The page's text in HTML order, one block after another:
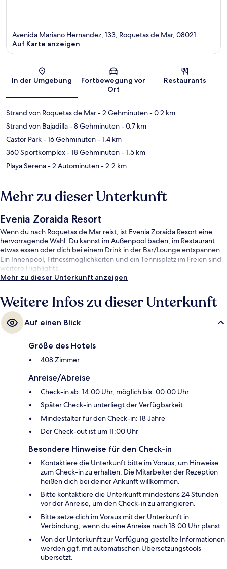
Karte
Avenida Mariano Hernandez, 133, Roquetas de Mar, 08021
Auf Karte anzeigen
In der Umgebung
Fortbewegung vor
Ort
Restaurants
Strand von Roquetas de Mar- 2 Gehminuten- 0.2 km
Strand von Bajadilla- 8 Gehminuten- 0.7 km
Castor Park- 16 Gehminuten- 1.4 km
360 Sportkomplex- 18 Gehminuten- 1.5 km
Playa Serena- 2 Autominuten- 2.2 km
Mehr zu dieser Unterkunft
Evenia Zoraida Resort
Wenn du nach Roquetas de Mar reist, ist Evenia Zoraida Resort eine
hervorragende Wahl. Du kannst im Außenpool baden, im Restaurant
etwas essen oder dich bei einem Drink in der Bar/Lounge entspannen.
Ein Innenpool, Fitnessmöglichkeiten und ein Tennisplatz im Freien sind
weitere Highlights.
Mehr zu dieser Unterkunft anzeigen
Weitere Infos zu dieser Unterkunft
Auf einen Blick
Größe des Hotels
408 Zimmer
Anreise/Abreise
Check-in ab: 14:00 Uhr, möglich bis: 00:00 Uhr
Später Check-in unterliegt der Verfügbarkeit
Mindestalter für den Check-in: 18 Jahre
Der Check-out ist um 11:00 Uhr
Besondere Hinweise für den Check-in
Kontaktiere die Unterkunft bitte im Voraus, um Hinweise
zum Check-in zu erhalten. Die Mitarbeiter der Rezeption
heißen dich bei deiner Ankunft willkommen.
Bitte kontaktiere die Unterkunft mindestens 24 Stunden
vor der Anreise, um den Check-in zu arrangieren.
Bitte setze dich im Voraus mit der Unterkunft in
Verbindung, wenn du eine Anreise nach 18:00 Uhr planst.
Von der Unterkunft zur Verfügung gestellte Informationen
werden ggf. mit automatischen Übersetzungstools
übersetzt.